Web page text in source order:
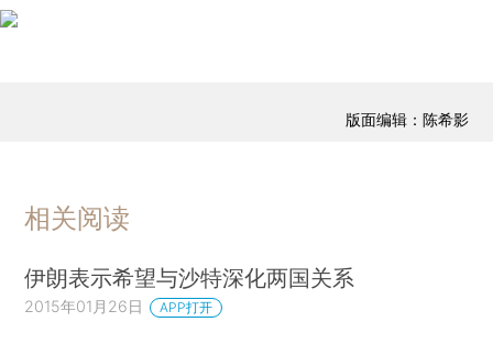
版面编辑：陈希影
相关阅读
伊朗表示希望与沙特深化两国关系
2015年01月26日 APP打开